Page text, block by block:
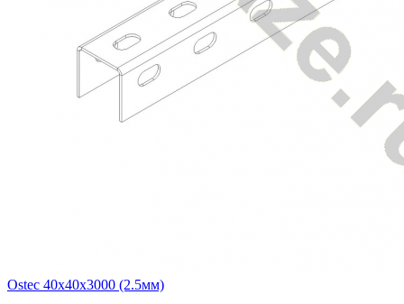
Ostec 40х40х3000 (2.5мм)